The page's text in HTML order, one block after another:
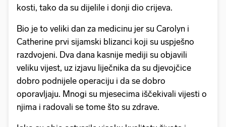
kosti, tako da su dijelile i donji dio crijeva.
Bio je to veliki dan za medicinu jer su Carolyn i
Catherine prvi sijamski blizanci koji su uspješno
razdvojeni. Dva dana kasnije mediji su objavili
veliku vijest, uz izjavu liječnika da su djevojčice
dobro podnijele operaciju i da se dobro
oporavljaju. Mnogi su mjesecima iščekivali vijesti o
njima i radovali se tome što su zdrave.